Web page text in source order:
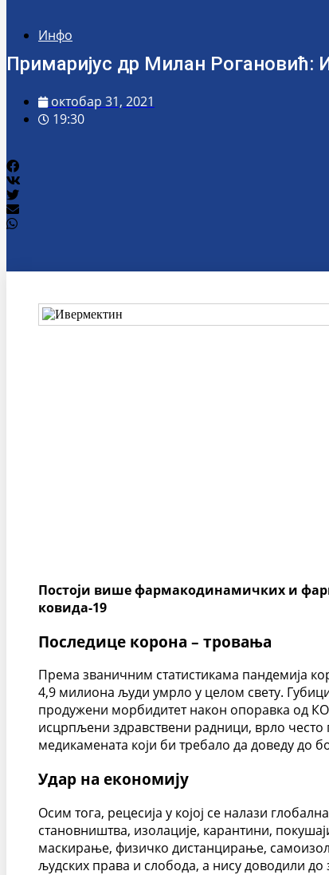
Инфо
Примаријус др Милан Рогановић:
октобар 31, 2021
19:30
Постоји више фармакодинамичких и
ковида-19
Последице корона – тровања
Према званичним статистикама пандемија
4,9 милиона људи умрло у целом свету.
продужени морбидитет након опоравка од
исцрпљени здравствени радници, врло
медикамената који би требало да доведу
Удар на економију
Осим тога, рецесија у којој се налази
становништва, изолације, карантини,
маскирање, физичко дистанцирање,
људских права и слобода, а нису доводили